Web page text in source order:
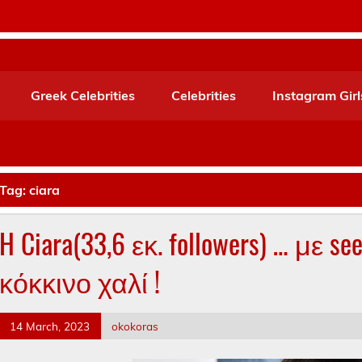
Greek Celebrities Celebrities Instagram
Tag: ciara
H Ciara(33,6 εκ. followers) … με
κόκκινο χαλί !
14 March, 2023 okokoras